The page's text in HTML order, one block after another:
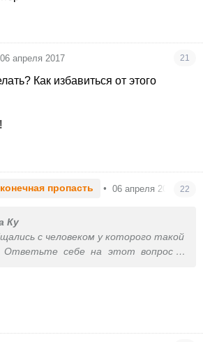
транспорт. не берите его с
и считают вас нищебродом. своим
вы явно показываете, что
ниже большинства, у которых через
вообще никуда не ходить,
и выносит мусор.
бессмысленна и беспощадна без
06 апреля 2017 21
Как избавиться от этого
пропасть • 06 апреля 2017 22
Ку
с человеком у которого такой
Ответьте себе на этот вопрос и